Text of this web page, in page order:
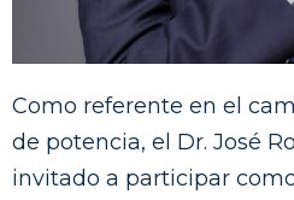
Como referente en el
de potencia, el Dr. José
invitado a participar